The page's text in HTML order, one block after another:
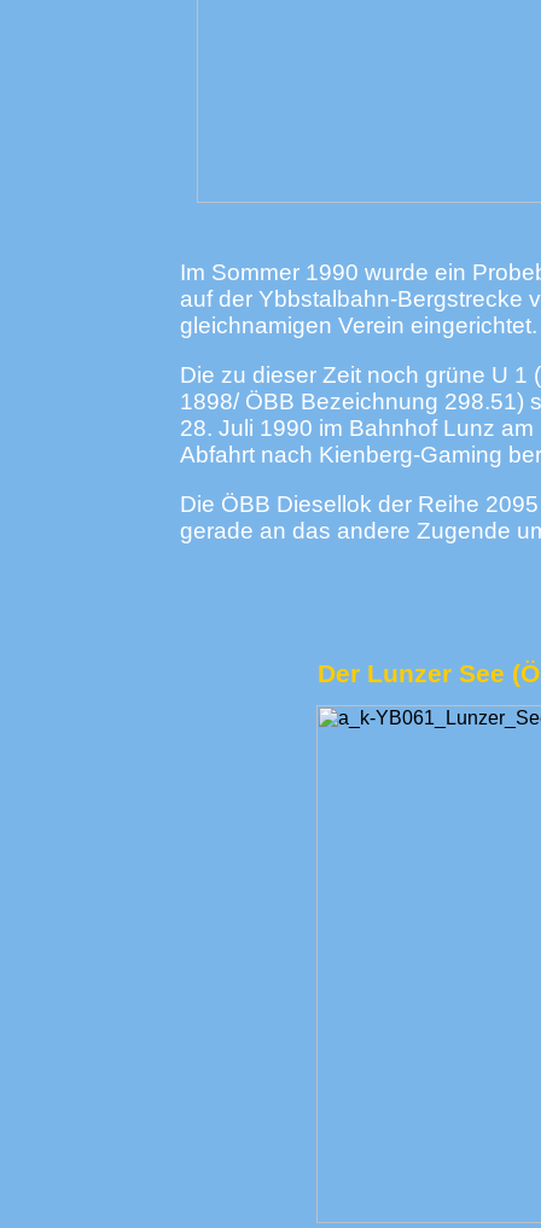
Im Sommer 1990 wurde ein
auf der Ybbstalbahn-Bergstrecke
gleichnamigen Verein eingerichtet.
Die zu dieser Zeit noch grüne U 1
1898/ ÖBB Bezeichnung 298.51)
28. Juli 1990 im Bahnhof Lunz am
Abfahrt nach Kienberg-Gaming
Die ÖBB Diesellok der Reihe
gerade an das andere Zugende
Der Lunzer See